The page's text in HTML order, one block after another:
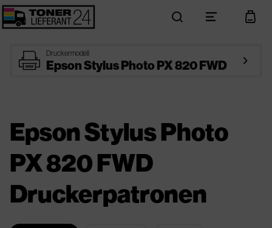
search menu cart
printer Druckermodell
Epson Stylus Photo PX 820 FWD arrow_right
Epson Stylus Photo
PX 820 FWD
Druckerpatronen